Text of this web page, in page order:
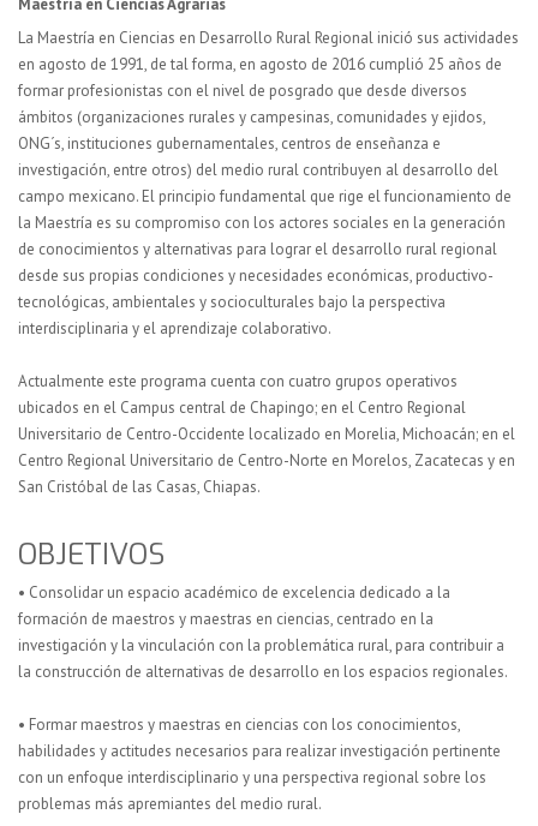
Maestría en Ciencias Agrarias
La Maestría en Ciencias en Desarrollo Rural Regional inició sus actividades
en agosto de 1991, de tal forma, en agosto de 2016 cumplió 25 años de
formar profesionistas con el nivel de posgrado que desde diversos
ámbitos (organizaciones rurales y campesinas, comunidades y ejidos,
ONG´s, instituciones gubernamentales, centros de enseñanza e
investigación, entre otros) del medio rural contribuyen al desarrollo del
campo mexicano. El principio fundamental que rige el funcionamiento de
la Maestría es su compromiso con los actores sociales en la generación
de conocimientos y alternativas para lograr el desarrollo rural regional
desde sus propias condiciones y necesidades económicas, productivo-
tecnológicas, ambientales y socioculturales bajo la perspectiva
interdisciplinaria y el aprendizaje colaborativo.
Actualmente este programa cuenta con cuatro grupos operativos
ubicados en el Campus central de Chapingo; en el Centro Regional
Universitario de Centro-Occidente localizado en Morelia, Michoacán; en el
Centro Regional Universitario de Centro-Norte en Morelos, Zacatecas y en
San Cristóbal de las Casas, Chiapas.
OBJETIVOS
• Consolidar un espacio académico de excelencia dedicado a la
formación de maestros y maestras en ciencias, centrado en la
investigación y la vinculación con la problemática rural, para contribuir a
la construcción de alternativas de desarrollo en los espacios regionales.
• Formar maestros y maestras en ciencias con los conocimientos,
habilidades y actitudes necesarios para realizar investigación pertinente
con un enfoque interdisciplinario y una perspectiva regional sobre los
problemas más apremiantes del medio rural.